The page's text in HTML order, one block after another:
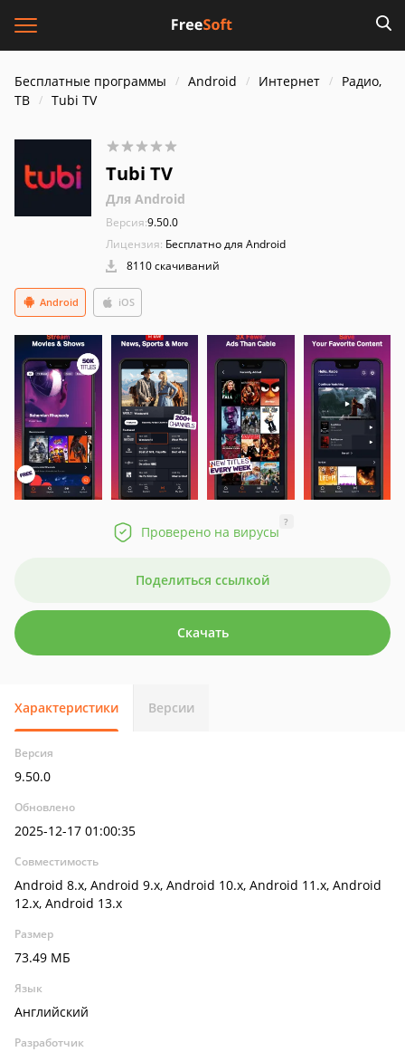
Бесплатные программы Android Интернет
Радио,
ТВ
Tubi TV
Tubi TV
Для Android
Версия:9.50.0
Лицензия: Бесплатно для Android
8110 скачиваний
Android iOS
Проверено на вирусы
?
Поделиться ссылкой
Скачать
Характеристики Версии
Версия
9.50.0
Обновлено
2025-12-17 01:00:35
Совместимость
Android 8.x, Android 9.x, Android 10.x, Android 11.x, Android
12.x, Android 13.x
Размер
73.49 МБ
Язык
Английский
Разработчик